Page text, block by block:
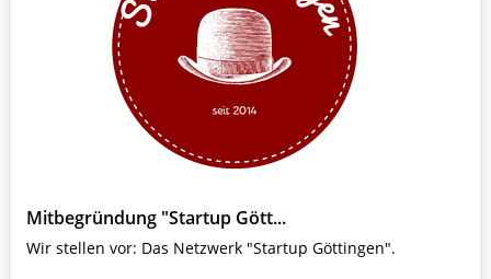
Mitbegründung "Startup Gött...
Wir stellen vor: Das Netzwerk "Startup Göttingen".